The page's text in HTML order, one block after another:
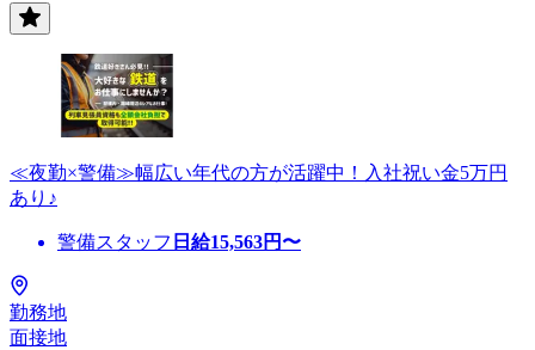
≪夜勤×警備≫幅広い年代の方が活躍中！入社祝い金5万円
あり♪
警備スタッフ 日給15,563円〜
勤務地
面接地